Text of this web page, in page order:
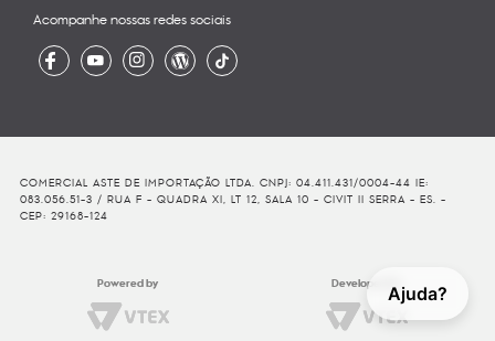
Ajuda?
Acompanhe nossas redes sociais
COMERCIAL ASTE DE IMPORTAÇÃO LTDA. CNPJ: 04.411.431/0004-44 IE:
083.056.51-3 / RUA F - QUADRA XI, LT 12, SALA 10 - CIVIT II SERRA - ES. -
CEP: 29168-124
Powered by Developed By